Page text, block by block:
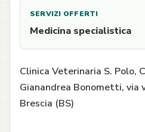
SERVIZI OFFERTI
Medicina specialistica
Clinica Veterinaria S. Polo,
Gianandrea Bonometti, via
Brescia (BS)